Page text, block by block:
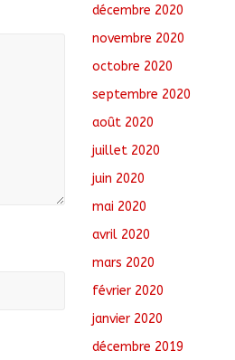
décembre 2020
novembre 2020
octobre 2020
septembre 2020
août 2020
juillet 2020
juin 2020
mai 2020
avril 2020
mars 2020
février 2020
janvier 2020
décembre 2019